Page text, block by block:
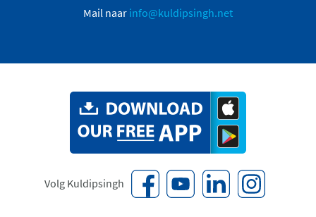
Mail naar info@kuldipsingh.net
Volg Kuldipsingh